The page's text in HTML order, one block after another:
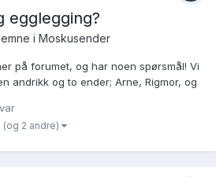
egglegging?
i Moskusender
på forumet, og har noen spørsmål! Vi
andrikk og to ender; Arne, Rigmor, og
natt ) Jeg håper veldig på andunger
for seint?...
(og 2 andre)